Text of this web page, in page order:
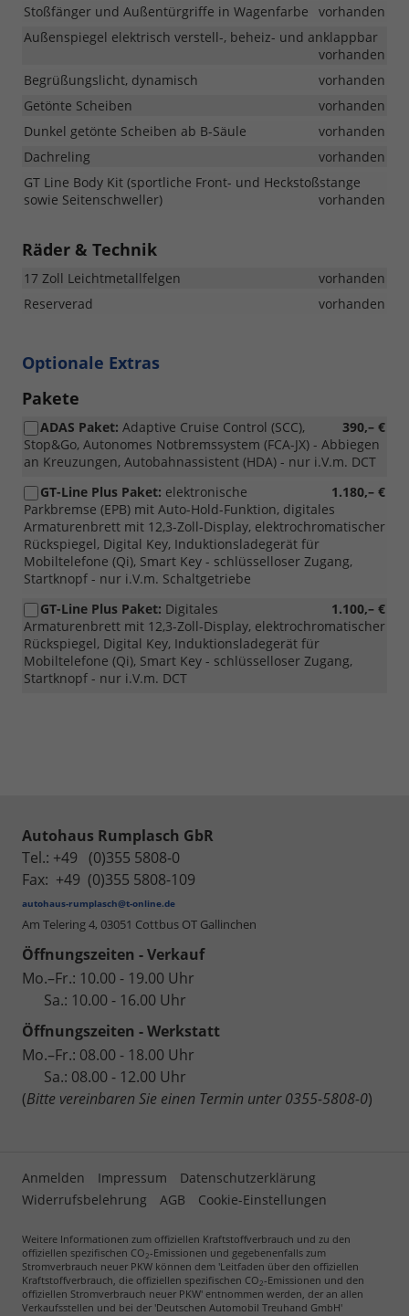
Stoßfänger und Außentürgriffe in Wagenfarbe
vorhanden
Außenspiegel elektrisch verstell-, beheiz- und anklappbar
vorhanden
Begrüßungslicht, dynamisch
vorhanden
Getönte Scheiben
vorhanden
Dunkel getönte Scheiben ab B-Säule
vorhanden
Dachreling
vorhanden
GT Line Body Kit (sportliche Front- und Heckstoßstange
sowie Seitenschweller)
vorhanden
Räder & Technik
17 Zoll Leichtmetallfelgen
vorhanden
Reserverad
vorhanden
Optionale Extras
Pakete
390,– €
ADAS Paket: Adaptive Cruise Control (SCC),
Stop&Go, Autonomes Notbremssystem (FCA-JX) - Abbiegen
an Kreuzungen, Autobahnassistent (HDA) - nur i.V.m. DCT
1.180,– €
GT-Line Plus Paket: elektronische
Parkbremse (EPB) mit Auto-Hold-Funktion, digitales
Armaturenbrett mit 12,3-Zoll-Display, elektrochromatischer
Rückspiegel, Digital Key, Induktionsladegerät für
Mobiltelefone (Qi), Smart Key - schlüsselloser Zugang,
Startknopf - nur i.V.m. Schaltgetriebe
1.100,– €
GT-Line Plus Paket: Digitales
Armaturenbrett mit 12,3-Zoll-Display, elektrochromatischer
Rückspiegel, Digital Key, Induktionsladegerät für
Mobiltelefone (Qi), Smart Key - schlüsselloser Zugang,
Startknopf - nur i.V.m. DCT
Autohaus Rumplasch GbR
Tel.: +49 (0)355 5808-0
Fax: +49 (0)355 5808-109
autohaus-rumplasch@t-online.de
Am Telering 4, 03051 Cottbus OT Gallinchen
Öffnungszeiten - Verkauf
Mo.–Fr.: 10.00 - 19.00 Uhr
Sa.: 10.00 - 16.00 Uhr
Öffnungszeiten - Werkstatt
Mo.–Fr.: 08.00 - 18.00 Uhr
Sa.: 08.00 - 12.00 Uhr
(Bitte vereinbaren Sie einen Termin unter 0355-5808-0)
Anmelden Impressum
Datenschutzerklärung
Widerrufsbelehrung
AGB Cookie-Einstellungen
Weitere Informationen zum offiziellen Kraftstoffverbrauch und zu den
offiziellen spezifischen CO2-Emissionen und gegebenenfalls zum
Stromverbrauch neuer PKW können dem 'Leitfaden über den offiziellen
Kraftstoffverbrauch, die offiziellen spezifischen CO2-Emissionen und den
offiziellen Stromverbrauch neuer PKW' entnommen werden, der an allen
Verkaufsstellen und bei der 'Deutschen Automobil Treuhand GmbH'